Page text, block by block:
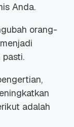
Anda.
orang-
adalah